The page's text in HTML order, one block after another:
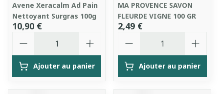
Avene Xeracalm Ad Pain
Nettoyant Surgras 100g
10,90 €
Ajouter au panier
MA PROVENCE SAVON
FLEURDE VIGNE 100 GR
2,49 €
Ajouter au panier